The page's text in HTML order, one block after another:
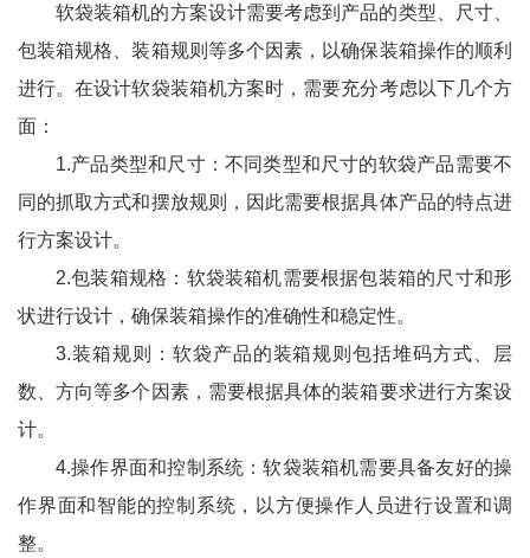
软袋装箱机的方案设计需要考虑到产品的类型、尺寸、
包装箱规格、装箱规则等多个因素，以确保装箱操作的顺利
进行。在设计软袋装箱机方案时，需要充分考虑以下几个方
面：
1.产品类型和尺寸：不同类型和尺寸的软袋产品需要不
同的抓取方式和摆放规则，因此需要根据具体产品的特点进
行方案设计。
2.包装箱规格：软袋装箱机需要根据包装箱的尺寸和形
状进行设计，确保装箱操作的准确性和稳定性。
3.装箱规则：软袋产品的装箱规则包括堆码方式、层
数、方向等多个因素，需要根据具体的装箱要求进行方案设
计。
4.操作界面和控制系统：软袋装箱机需要具备友好的操
作界面和智能的控制系统，以方便操作人员进行设置和调
整。